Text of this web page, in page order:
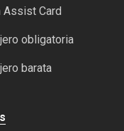
Assist Card
obligatoria
barata